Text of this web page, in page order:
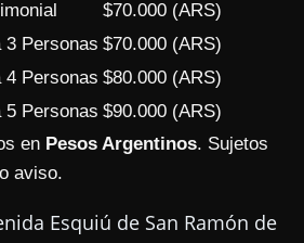
$70.000 (ARS)
3 Personas $70.000 (ARS)
4 Personas $80.000 (ARS)
5 Personas $90.000 (ARS)
en Pesos Argentinos. Sujetos
aviso.
Esquiú de San Ramón de